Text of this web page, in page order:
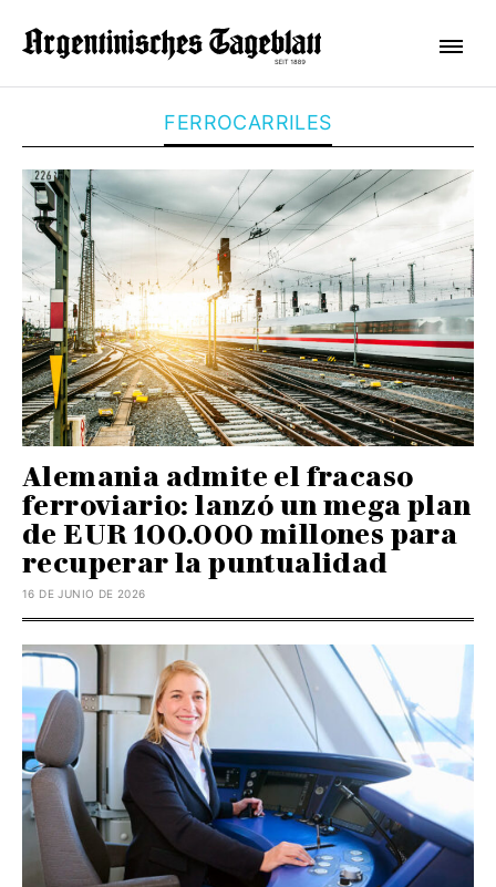
FERROCARRILES
Alemania admite el fracaso
ferroviario: lanzó un mega plan
de EUR 100.000 millones para
recuperar la puntualidad
16 DE JUNIO DE 2026